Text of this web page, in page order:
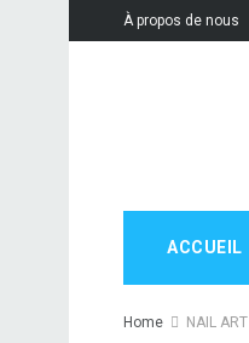
À propos de nous
ACCUEIL
Home NAIL ART